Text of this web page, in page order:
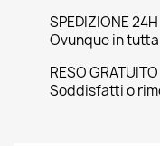
SPEDIZIONE 24H
Ovunque in
RESO GRATUITO
Soddisfatti o